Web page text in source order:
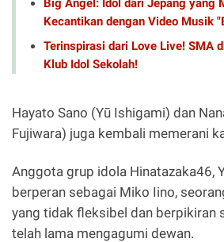
Big Angel: Idol dari Jepang yang
Kecantikan dengan Video Musik
Terinspirasi dari Love Live! SMA
Klub Idol Sekolah!
Hayato Sano (Yū Ishigami) dan
Fujiwara) juga kembali memerani
Anggota grup idola Hinatazaka46,
berperan sebagai Miko Iino,
yang tidak fleksibel dan berpikiran
telah lama mengagumi dewan.